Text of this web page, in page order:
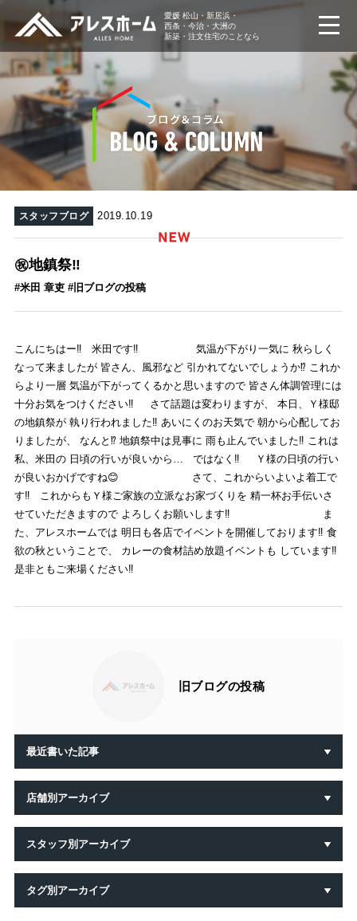
愛媛 松山・新居浜・
西条・今治・大洲の
新築・注文住宅のことなら
スタッフブログ 2019.10.19
㊗️地鎮祭‼️
#米田 章吏 #旧ブログの投稿
こんにちはー‼ 米田です‼
気温が下がり一気に 秋らしく
なって来ましたが 皆さん、風邪など 引かれてないでしょうか⁉ これか
らより一層 気温が下がってくるかと思いますので 皆さん体調管理には
十分お気をつけください‼ さて話題は変わりますが、 本日、Ｙ様邸
の地鎮祭が 執り行われました‼ あいにくのお天気で 朝から心配してお
りましたが、 なんと⁉ 地鎮祭中は見事に 雨も止んでいました‼ これは
私、米田の 日頃の行いが良いから… ではなく‼ Ｙ様の日頃の行い
が良いおかげですね😊
さて、これからいよいよ着工で
す‼️ これからもＹ様ご家族の立派なお家づくりを 精一杯お手伝いさ
せていただきますので よろしくお願いします‼️
ま
た、アレスホームでは 明日も各店でイベントを開催しております‼️ 食
欲の秋ということで、 カレーの食材詰め放題イベントも しています‼️
是非ともご来場ください‼️
旧ブログの投稿
最近書いた記事
店舗別アーカイブ
スタッフ別アーカイブ
タグ別アーカイブ